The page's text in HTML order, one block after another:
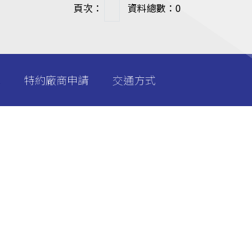
頁次： 資料總數：0
特約廠商申請 交通方式